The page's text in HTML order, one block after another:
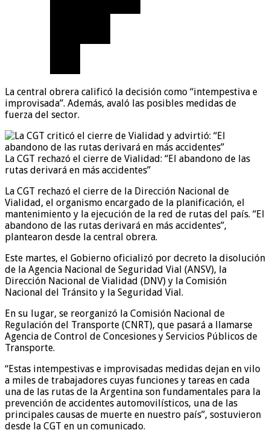
La central obrera calificó la decisión como “intempestiva e
improvisada”. Además, avaló las posibles medidas de
fuerza del sector.
La CGT rechazó el cierre de Vialidad: “El abandono de las
rutas derivará en más accidentes”
La CGT rechazó el cierre de la Dirección Nacional de
Vialidad, el organismo encargado de la planificación, el
mantenimiento y la ejecución de la red de rutas del país. “El
abandono de las rutas derivará en más accidentes”,
plantearon desde la central obrera.
Este martes, el Gobierno oficializó por decreto la disolución
de la Agencia Nacional de Seguridad Vial (ANSV), la
Dirección Nacional de Vialidad (DNV) y la Comisión
Nacional del Tránsito y la Seguridad Vial.
En su lugar, se reorganizó la Comisión Nacional de
Regulación del Transporte (CNRT), que pasará a llamarse
Agencia de Control de Concesiones y Servicios Públicos de
Transporte.
“Estas intempestivas e improvisadas medidas dejan en vilo
a miles de trabajadores cuyas funciones y tareas en cada
una de las rutas de la Argentina son fundamentales para la
prevención de accidentes automovilísticos, una de las
principales causas de muerte en nuestro país”, sostuvieron
desde la CGT en un comunicado.